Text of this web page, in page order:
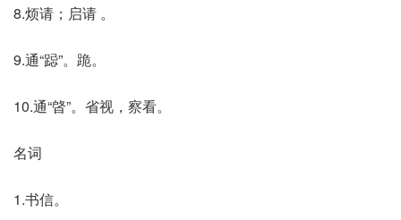
8.烦请；启请 。
9.通“跽”。跪。
10.通“晵”。省视，察看。
名词
1.书信。